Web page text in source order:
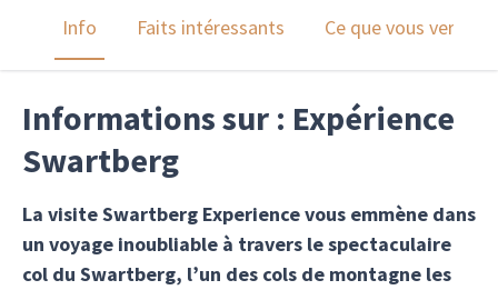
Info Faits intéressants Ce que vous verrez
Informations sur : Expérience
Swartberg
La visite Swartberg Experience vous emmène dans
un voyage inoubliable à travers le spectaculaire
col du Swartberg, l’un des cols de montagne les